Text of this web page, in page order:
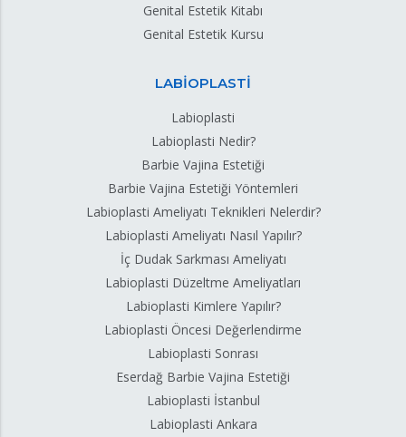
Genital Estetik Kitabı
Genital Estetik Kursu
LABİOPLASTİ
Labioplasti
Labioplasti Nedir?
Barbie Vajina Estetiği
Barbie Vajina Estetiği Yöntemleri
Labioplasti Ameliyatı Teknikleri Nelerdir?
Labioplasti Ameliyatı Nasıl Yapılır?
İç Dudak Sarkması Ameliyatı
Labioplasti Düzeltme Ameliyatları
Labioplasti Kimlere Yapılır?
Labioplasti Öncesi Değerlendirme
Labioplasti Sonrası
Eserdağ Barbie Vajina Estetiği
Labioplasti İstanbul
Labioplasti Ankara